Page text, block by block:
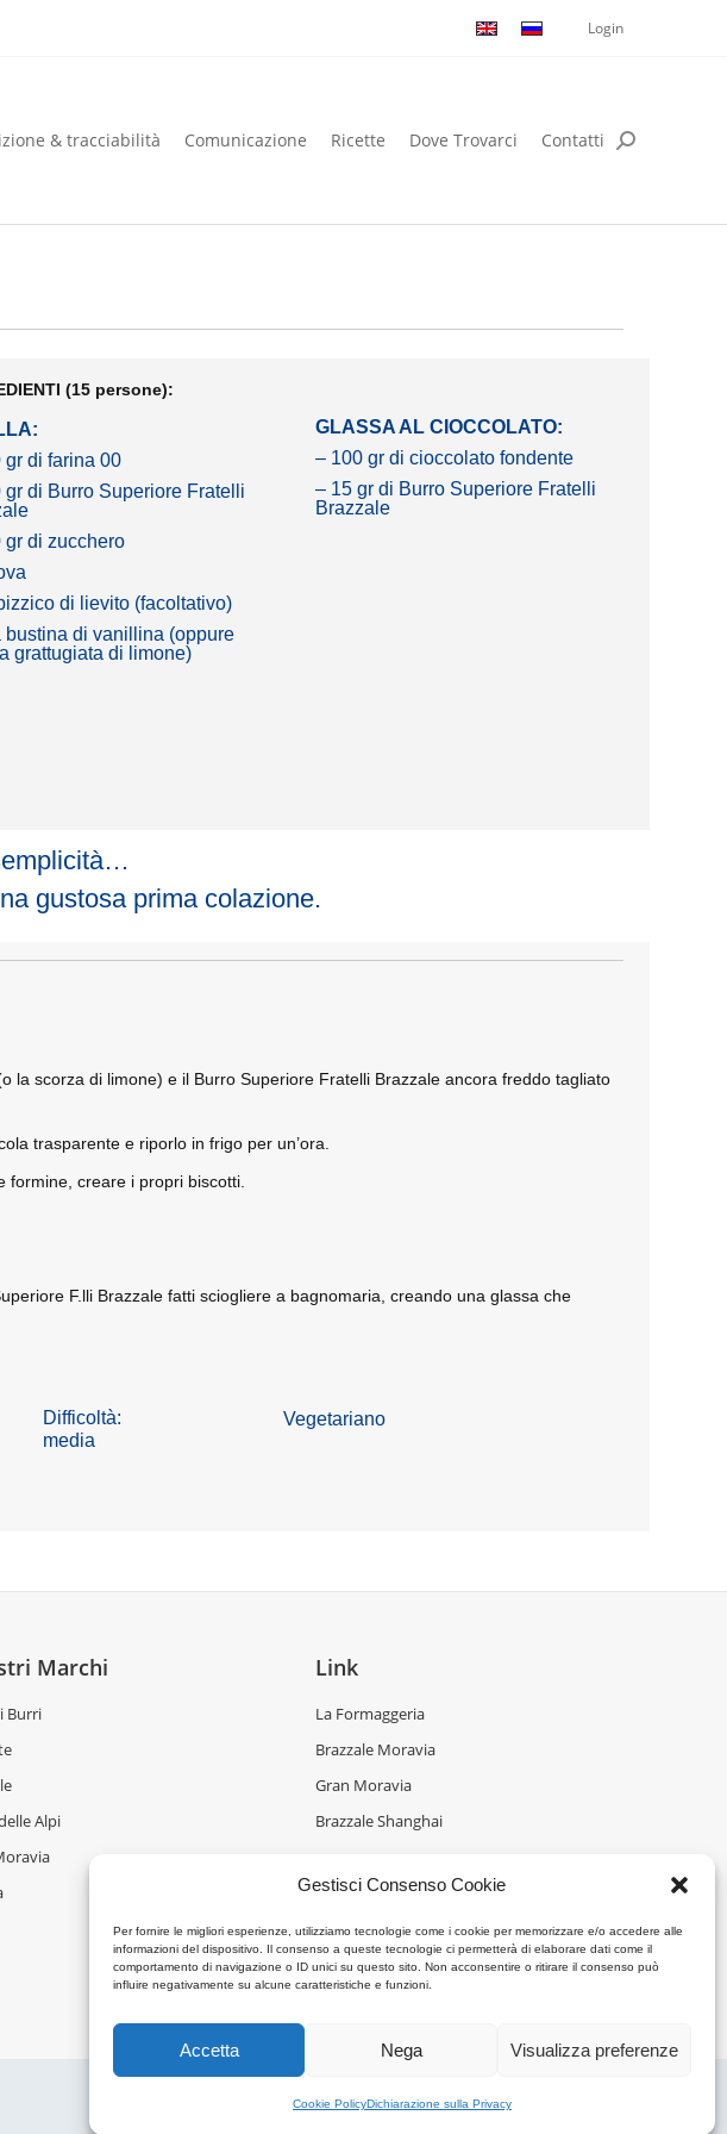
Gestisci Consenso Cookie
Per fornire le migliori esperienze, utilizziamo tecnologie come i cookie per memorizzare e/o accedere alle
informazioni del dispositivo. Il consenso a queste tecnologie ci permetterà di elaborare dati come il
comportamento di navigazione o ID unici su questo sito. Non acconsentire o ritirare il consenso può
influire negativamente su alcune caratteristiche e funzioni.
Accetta Nega Visualizza preferenze
Cookie PolicyDichiarazione sulla Privacy
Login
& tracciabilità Comunicazione Ricette Dove Trovarci Contatti
(15 persone):
gr di farina 00
gr di Burro Superiore Fratelli
gr di zucchero
di lievito (facoltativo)
bustina di vanillina (oppure
grattugiata di limone)
GLASSA AL CIOCCOLATO:
– 100 gr di cioccolato fondente
– 15 gr di Burro Superiore Fratelli
Brazzale
gustosa prima colazione.
la scorza di limone) e il Burro Superiore Fratelli Brazzale ancora freddo tagliato
trasparente e riporlo in frigo per un’ora.
formine, creare i propri biscotti.
F.lli Brazzale fatti sciogliere a bagnomaria, creando una glassa che
Difficoltà:
media
Vegetariano
Marchi
Burri
Alpi
Link
La Formaggeria
Brazzale Moravia
Gran Moravia
Brazzale Shanghai
Privacy Policy (UE) Cookie Policy (UE) powered by